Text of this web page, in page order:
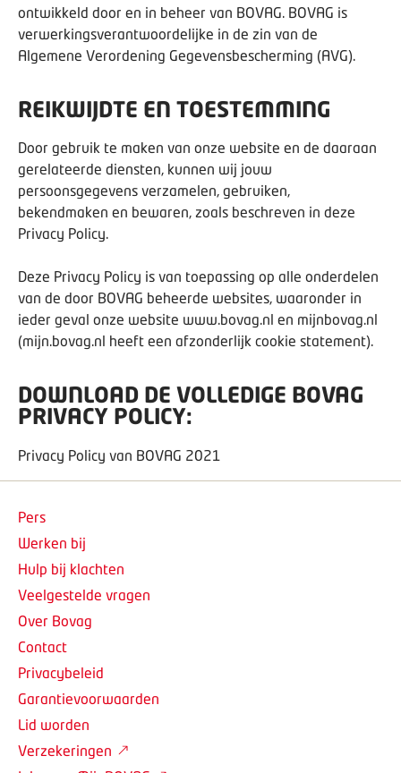
ontwikkeld door en in beheer van BOVAG. BOVAG is
verwerkingsverantwoordelijke in de zin van de
Algemene Verordening Gegevensbescherming (AVG).
REIKWIJDTE EN TOESTEMMING
Door gebruik te maken van onze website en de daaraan
gerelateerde diensten, kunnen wij jouw
persoonsgegevens verzamelen, gebruiken,
bekendmaken en bewaren, zoals beschreven in deze
Privacy Policy.
Deze Privacy Policy is van toepassing op alle onderdelen
van de door BOVAG beheerde websites, waaronder in
ieder geval onze website www.bovag.nl en mijnbovag.nl
(mijn.bovag.nl heeft een afzonderlijk cookie statement).
DOWNLOAD DE VOLLEDIGE BOVAG
PRIVACY POLICY:
Privacy Policy van BOVAG 2021
Pers
Werken bij
Hulp bij klachten
Veelgestelde vragen
Over Bovag
Contact
Privacybeleid
Garantievoorwaarden
Lid worden
Verzekeringen